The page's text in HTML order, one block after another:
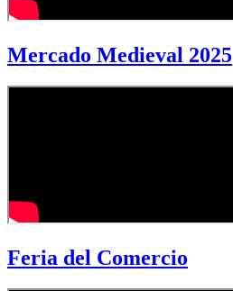
Mercado Medieval 2025
Feria del Comercio